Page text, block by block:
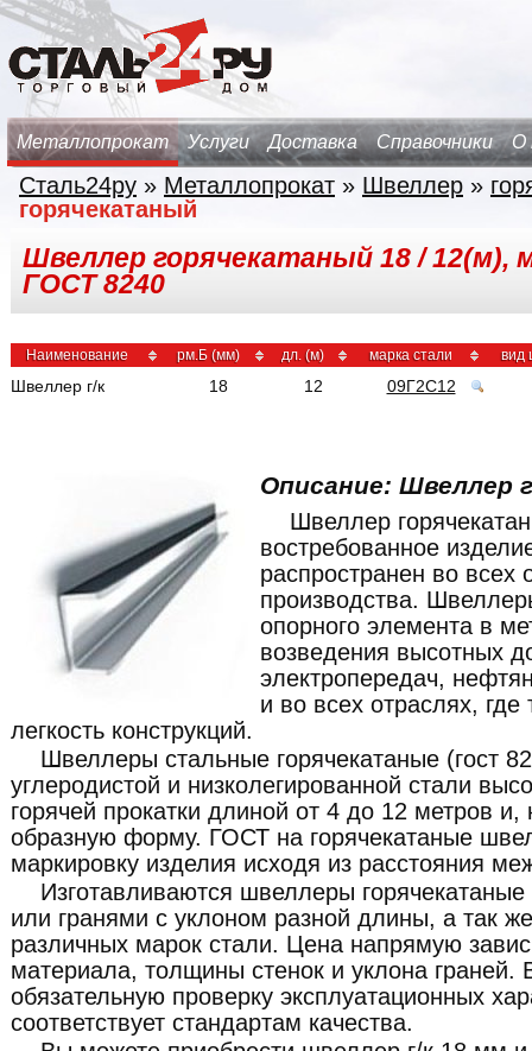
Металлопрокат Услуги Доставка Справочники О
Сталь24ру » Металлопрокат » Швеллер »
горячекатаный
Швеллер горячекатаный 18 / 12(м),
ГОСТ 8240
Наименование рм.Б (мм) дл. (м) марка стали вид
Швеллер г/к 18 12 09Г2С12
Описание: Швеллер
Швеллер
востребованное
распространен во всех
производства.
опорного элемента в
возведения высотных
электропередач,
и во всех отраслях, где
легкость конструкций.
Швеллеры стальные горячекатаные (гост
углеродистой и низколегированной стали
горячей прокатки длиной от 4 до 12 метров
образную форму. ГОСТ на горячекатаные
маркировку изделия исходя из расстояния
Изготавливаются швеллеры
или гранями с уклоном разной длины, а так
различных марок стали. Цена напрямую
материала, толщины стенок и уклона граней.
обязательную проверку эксплуатационных
соответствует стандартам качества.